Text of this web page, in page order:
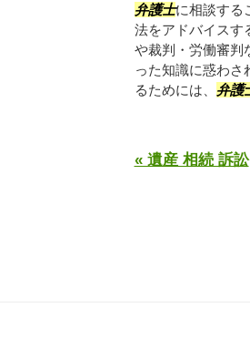
弁護士に相談する
法をアドバイスす
や裁判・労働審判
った知識に惑わさ
るためには、 弁護
« 遺産 相続 訴訟